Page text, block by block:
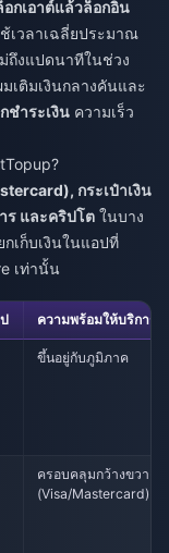
กเอาต์แล้วล็อกอิน
เวลาเฉลี่ยประมาณ
ถึงแปดนาทีในช่วง
เติมเงินกลางคันและ
ชำระเงิน ความเร็ว
กระเป๋าเงิน
ร และคริปโต ในบาง
เก็บเงินในแอปที่
เท่านั้น
ความพร้อมให้บริการ
ขึ้นอยู่กับภูมิภาค
ครอบคลุมกว้างขวาง
(Visa/Mastercard)